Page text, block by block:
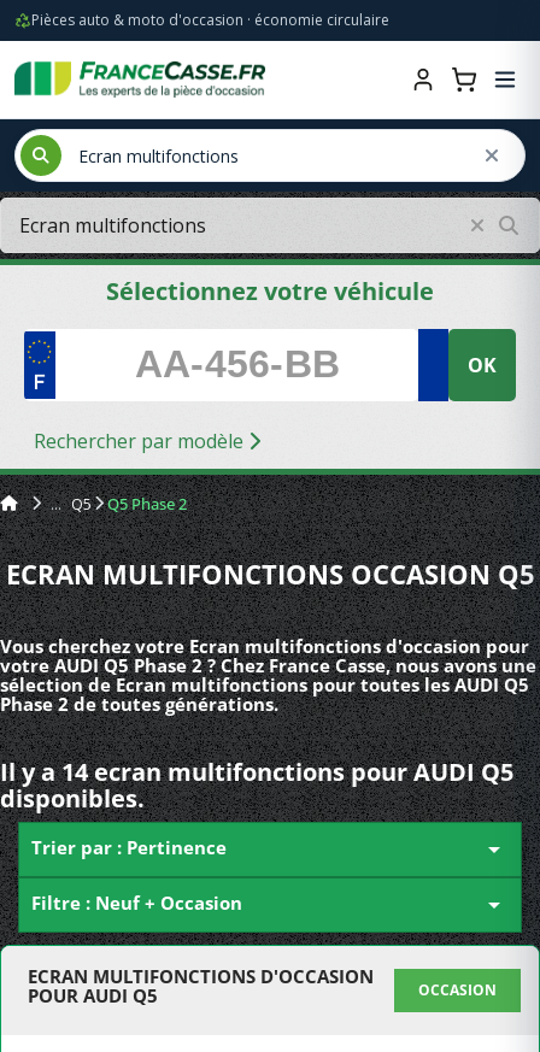
Pièces auto & moto d'occasion · économie circulaire
Sélectionnez votre véhicule
OK
Rechercher par modèle
Q5 Q5 Phase 2
ECRAN MULTIFONCTIONS OCCASION Q5
Vous cherchez votre Ecran multifonctions d'occasion pour
votre AUDI Q5 Phase 2 ? Chez France Casse, nous avons une
sélection de Ecran multifonctions pour toutes les AUDI Q5
Phase 2 de toutes générations.
Il y a 14 ecran multifonctions pour AUDI Q5
disponibles.
Trier par : Pertinence 
Filtre : Neuf + Occasion 
ECRAN MULTIFONCTIONS D'OCCASION
POUR AUDI Q5
OCCASION